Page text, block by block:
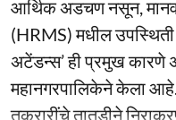
आर्थिक अडचण नसून,
(HRMS) मधील उपस्थिती
अटेंडन्स’ ही प्रमुख कारणे
महानगरपालिकेने केला
तक्रारींचे तातडीने